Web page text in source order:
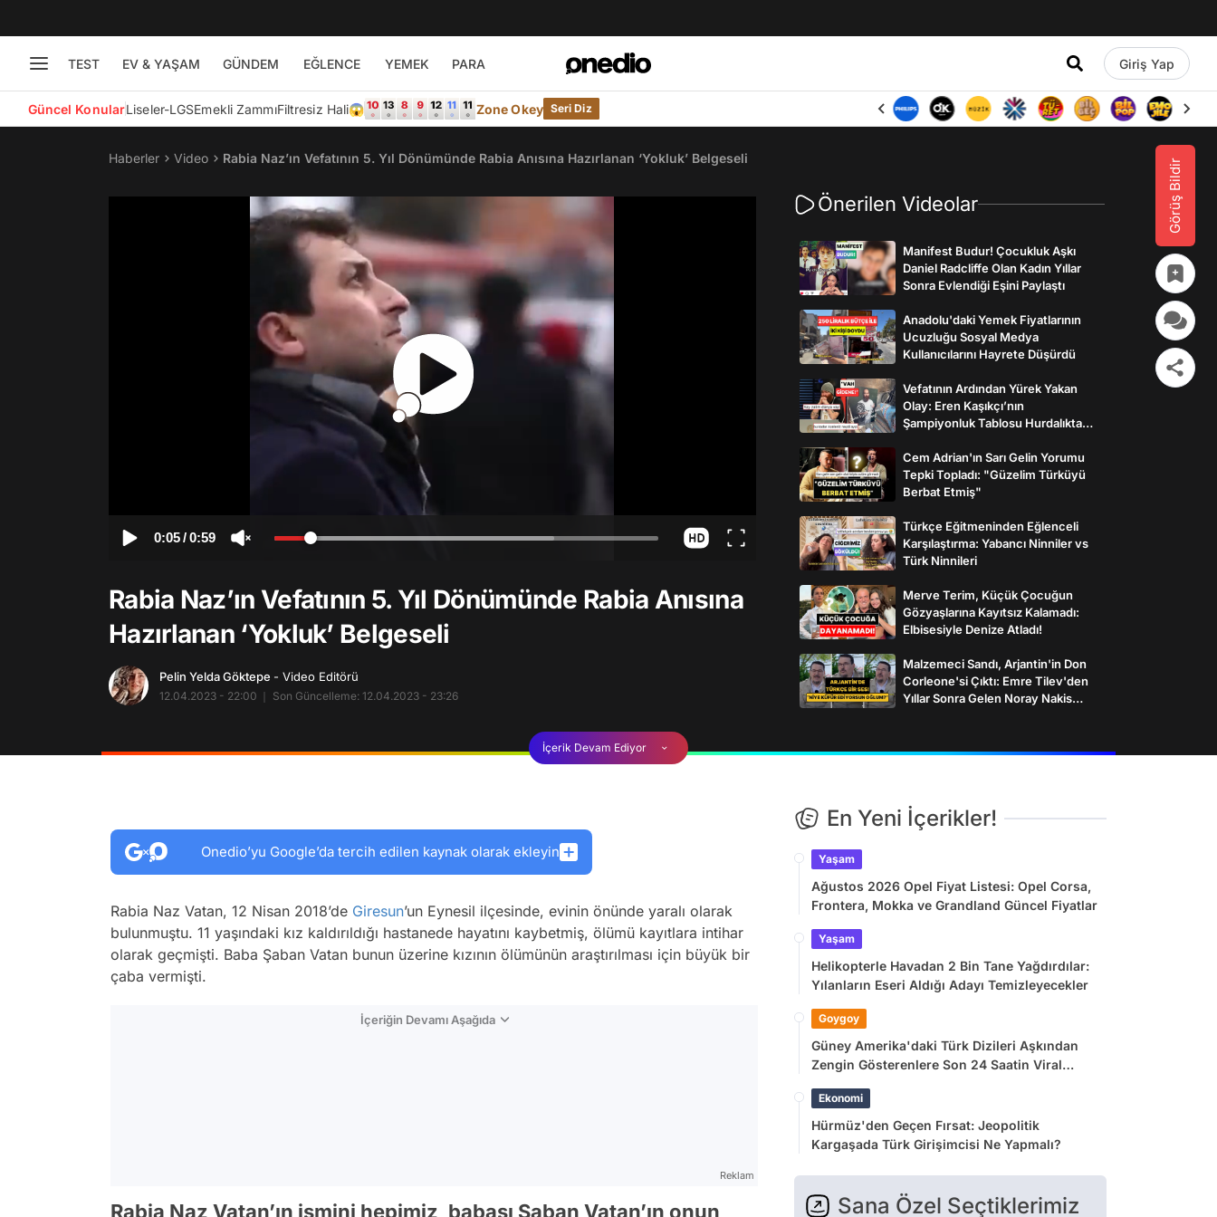
TEST EV & YAŞAM GÜNDEM EĞLENCE YEMEK PARA Giriş Yap
Güncel KonularLiseler-LGSEmekli ZammıFiltresiz Hali😱 Zone Okey Seri Diz
Görüş Bildir
Haberler Video Rabia Naz’ın Vefatının 5. Yıl Dönümünde Rabia Anısına Hazırlanan ‘Yokluk’ Belgeseli
0:05/0:59
Rabia Naz’ın Vefatının 5. Yıl Dönümünde Rabia Anısına
Hazırlanan ‘Yokluk’ Belgeseli
Pelin Yelda Göktepe - Video Editörü
12.04.2023 - 22:00 Son Güncelleme: 12.04.2023 - 23:26
Önerilen Videolar
Manifest Budur! Çocukluk Aşkı
Daniel Radcliffe Olan Kadın Yıllar
Sonra Evlendiği Eşini Paylaştı
Anadolu'daki Yemek Fiyatlarının
Ucuzluğu Sosyal Medya
Kullanıcılarını Hayrete Düşürdü
Vefatının Ardından Yürek Yakan
Olay: Eren Kaşıkçı’nın
Şampiyonluk Tablosu Hurdalıkta
Cem Adrian'ın Sarı Gelin Yorumu
Tepki Topladı: "Güzelim Türküyü
Berbat Etmiş"
Türkçe Eğitmeninden Eğlenceli
Karşılaştırma: Yabancı Ninniler vs
Türk Ninnileri
Merve Terim, Küçük Çocuğun
Gözyaşlarına Kayıtsız Kalamadı:
Elbisesiyle Denize Atladı!
Malzemeci Sandı, Arjantin'in Don
Corleone'si Çıktı: Emre Tilev'den
Yıllar Sonra Gelen Noray Nakis
İçerik Devam Ediyor
Onedio’yu Google’da tercih edilen kaynak olarak ekleyin
Rabia Naz Vatan, 12 Nisan 2018’de Giresun’un Eynesil ilçesinde, evinin önünde yaralı olarak
bulunmuştu. 11 yaşındaki kız kaldırıldığı hastanede hayatını kaybetmiş, ölümü kayıtlara intihar
olarak geçmişti. Baba Şaban Vatan bunun üzerine kızının ölümünün araştırılması için büyük bir
çaba vermişti.
İçeriğin Devamı Aşağıda
Reklam
Rabia Naz Vatan’ın ismini hepimiz, babası Şaban Vatan’ın onun
En Yeni İçerikler!
Yaşam
Ağustos 2026 Opel Fiyat Listesi: Opel Corsa,
Frontera, Mokka ve Grandland Güncel Fiyatlar
Yaşam
Helikopterle Havadan 2 Bin Tane Yağdırdılar:
Yılanların Eseri Aldığı Adayı Temizleyecekler
Goygoy
Güney Amerika'daki Türk Dizileri Aşkından
Zengin Gösterenlere Son 24 Saatin Viral
Ekonomi
Hürmüz'den Geçen Fırsat: Jeopolitik
Kargaşada Türk Girişimcisi Ne Yapmalı?
Sana Özel Seçtiklerimiz